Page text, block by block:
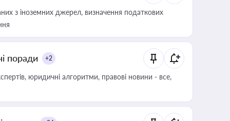
з іноземних джерел, визначення податкових
поради +2
юридичні алгоритми, правові новини - все,